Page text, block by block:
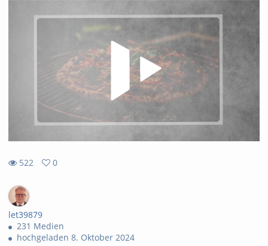
522
views
0
favorites
let39879
231 Medien
hochgeladen 8. Oktober 2024